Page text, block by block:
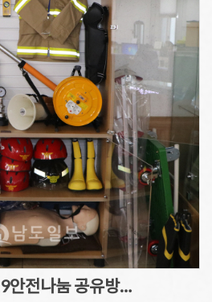
안전나눔 공유방…